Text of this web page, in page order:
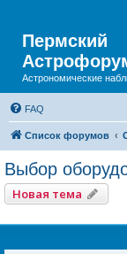
Пермский
Астрономические
FAQ
Список форумов
Выбор
Новая тема